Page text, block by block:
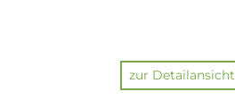
zur Detailansicht